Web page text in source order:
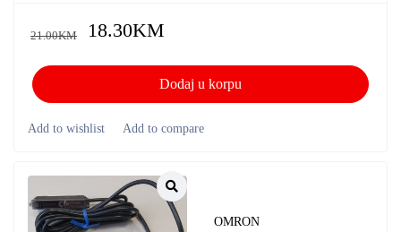
21.00KM 18.30KM
Dodaj u korpu
OMRON